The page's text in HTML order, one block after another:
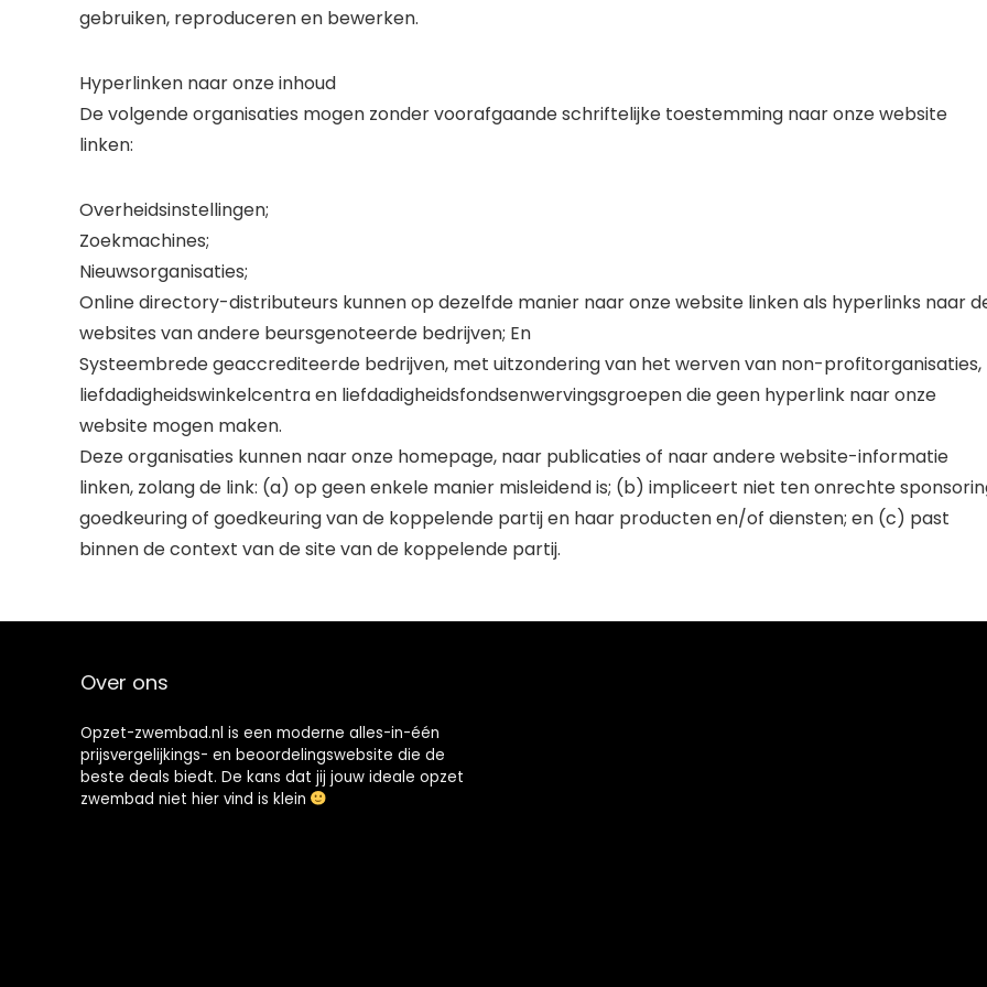
gebruiken, reproduceren en bewerken.
Hyperlinken naar onze inhoud
De volgende organisaties mogen zonder voorafgaande schriftelijke toestemming naar onze website
linken:
Overheidsinstellingen;
Zoekmachines;
Nieuwsorganisaties;
Online directory-distributeurs kunnen op dezelfde manier naar onze website linken als hyperlinks naar
websites van andere beursgenoteerde bedrijven; En
Systeembrede geaccrediteerde bedrijven, met uitzondering van het werven van non-profitorganisaties,
liefdadigheidswinkelcentra en liefdadigheidsfondsenwervingsgroepen die geen hyperlink naar onze
website mogen maken.
Deze organisaties kunnen naar onze homepage, naar publicaties of naar andere website-informatie
linken, zolang de link: (a) op geen enkele manier misleidend is; (b) impliceert niet ten onrechte
goedkeuring of goedkeuring van de koppelende partij en haar producten en/of diensten; en (c) past
binnen de context van de site van de koppelende partij.
Over ons
Opzet-zwembad.nl is een moderne alles-in-één
prijsvergelijkings- en beoordelingswebsite die de
beste deals biedt. De kans dat jij jouw ideale opzet
zwembad niet hier vind is klein